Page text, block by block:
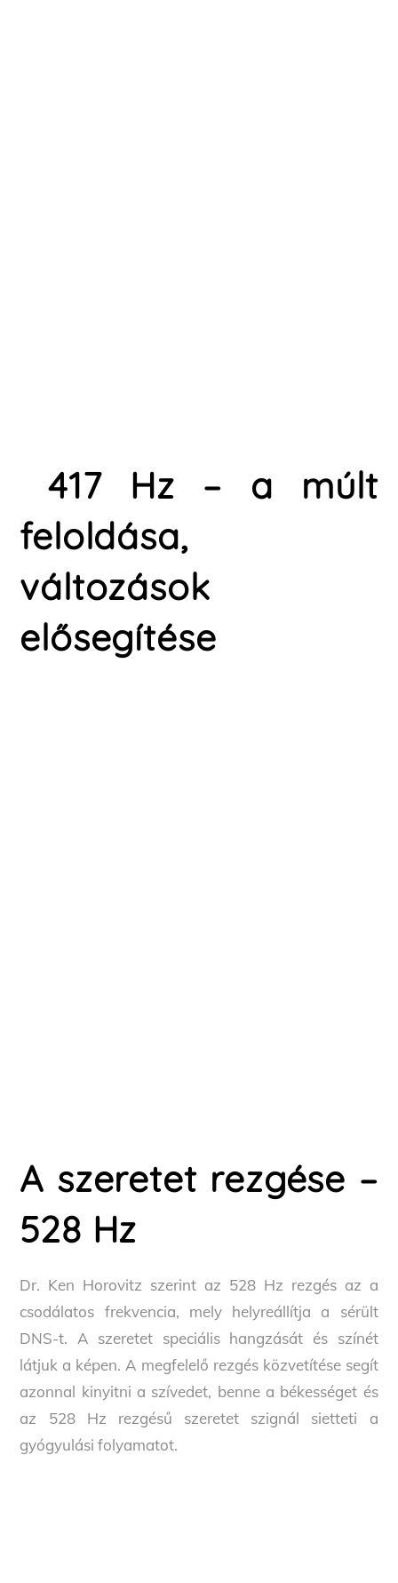
417 Hz – a múlt
feloldása,
változások
elősegítése
A szeretet rezgése –
528 Hz
Dr. Ken Horovitz szerint az 528 Hz rezgés az a
csodálatos frekvencia, mely helyreállítja a sérült
DNS-t. A szeretet speciális hangzását és színét
látjuk a képen. A megfelelő rezgés közvetítése segít
azonnal kinyitni a szívedet, benne a békességet és
az 528 Hz rezgésű szeretet szignál sietteti a
gyógyulási folyamatot.